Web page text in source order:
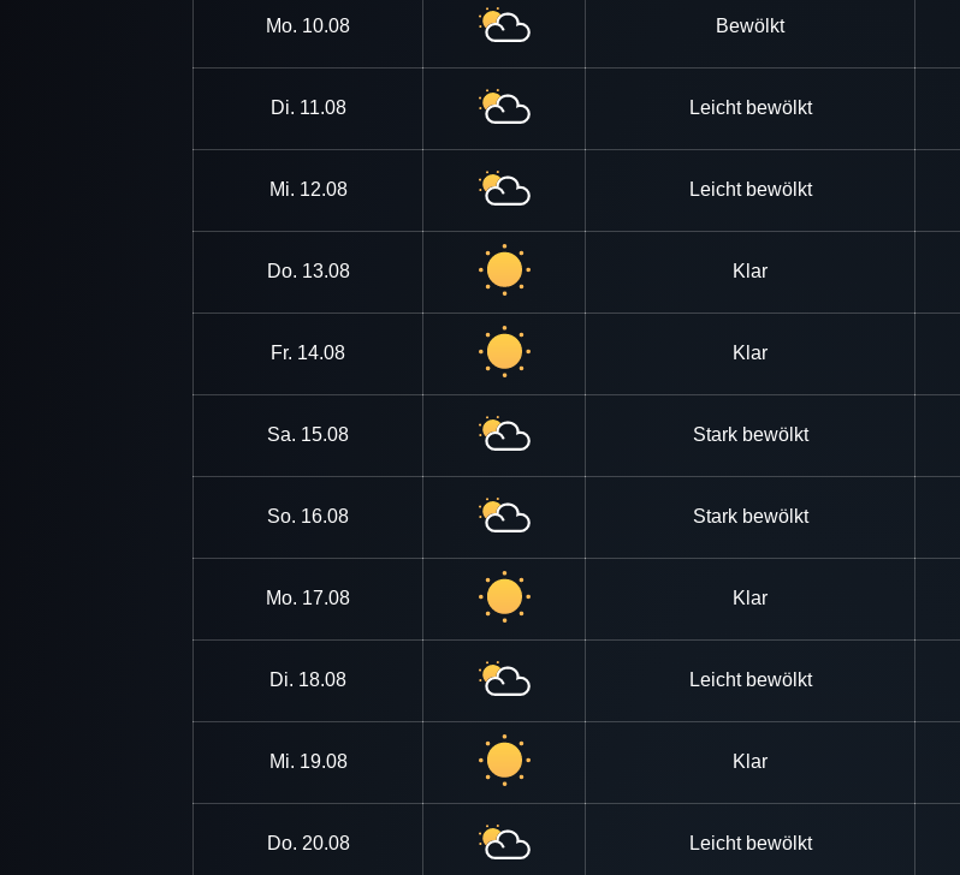
Mo. 10.08 Bewölkt
Di. 11.08 Leicht bewölkt
Mi. 12.08 Leicht bewölkt
Do. 13.08 Klar
Fr. 14.08 Klar
Sa. 15.08 Stark bewölkt
So. 16.08 Stark bewölkt
Mo. 17.08 Klar
Di. 18.08 Leicht bewölkt
Mi. 19.08 Klar
Do. 20.08 Leicht bewölkt